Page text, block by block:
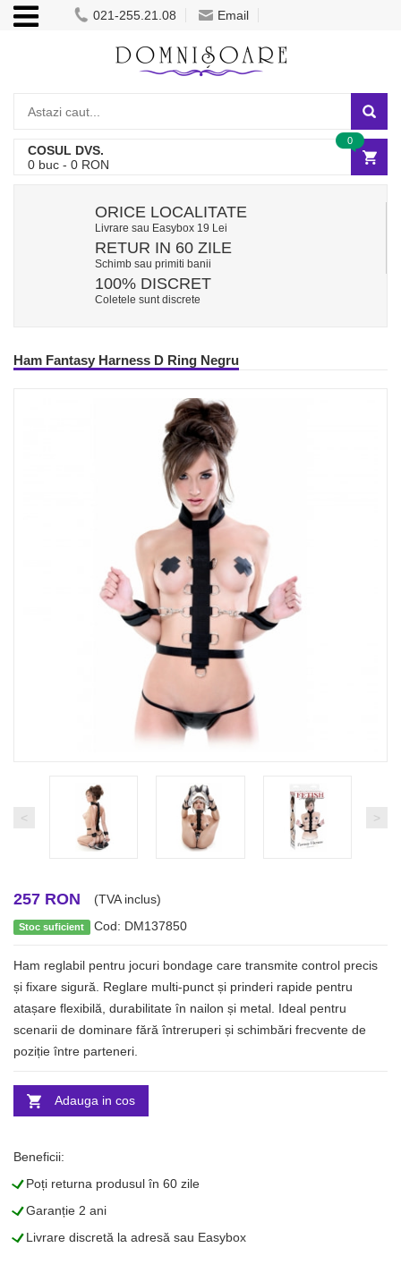
021-255.21.08 Email
COSUL DVS.
0 buc - 0 RON
0
ORICE LOCALITATE
Livrare sau Easybox 19 Lei
RETUR IN 60 ZILE
Schimb sau primiti banii
100% DISCRET
Coletele sunt discrete
Ham Fantasy Harness D Ring Negru
< >
257 RON (TVA inclus)
Stoc suficient Cod: DM137850
Ham reglabil pentru jocuri bondage care transmite control precis
și fixare sigură. Reglare multi‑punct și prinderi rapide pentru
atașare flexibilă, durabilitate în nailon și metal. Ideal pentru
scenarii de dominare fără întreruperi și schimbări frecvente de
poziție între parteneri.
Adauga in cos
Beneficii:
LPoți returna produsul în 60 zile
LGaranție 2 ani
LLivrare discretă la adresă sau Easybox